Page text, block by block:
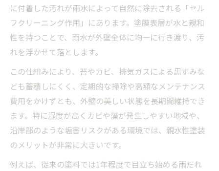
に付着した汚れが雨水によって自然に除去される「セル
フクリーニング作用」にあります。塗膜表層が水と親和
性を持つことで、雨水が外壁全体に均一に行き渡り、汚
れを浮かせて落とします。
この仕組みにより、苔やカビ、排気ガスによる黒ずみな
ども蓄積しにくく、定期的な掃除や高額なメンテナンス
費用をかけずとも、外壁の美しい状態を長期間維持でき
ます。特に湿度が高くカビや藻が発生しやすい地域や、
沿岸部のような塩害リスクがある環境では、親水性塗装
のメリットが非常に大きいです。
例えば、従来の塗料では1年程度で目立ち始める雨だれ